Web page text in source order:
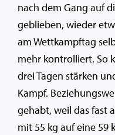
nach dem Gang auf
geblieben, wieder
am Wettkampftag
mehr kontrolliert. So
drei Tagen stärken
Kampf.
gehabt, weil das fast
mit 55 kg auf eine 59